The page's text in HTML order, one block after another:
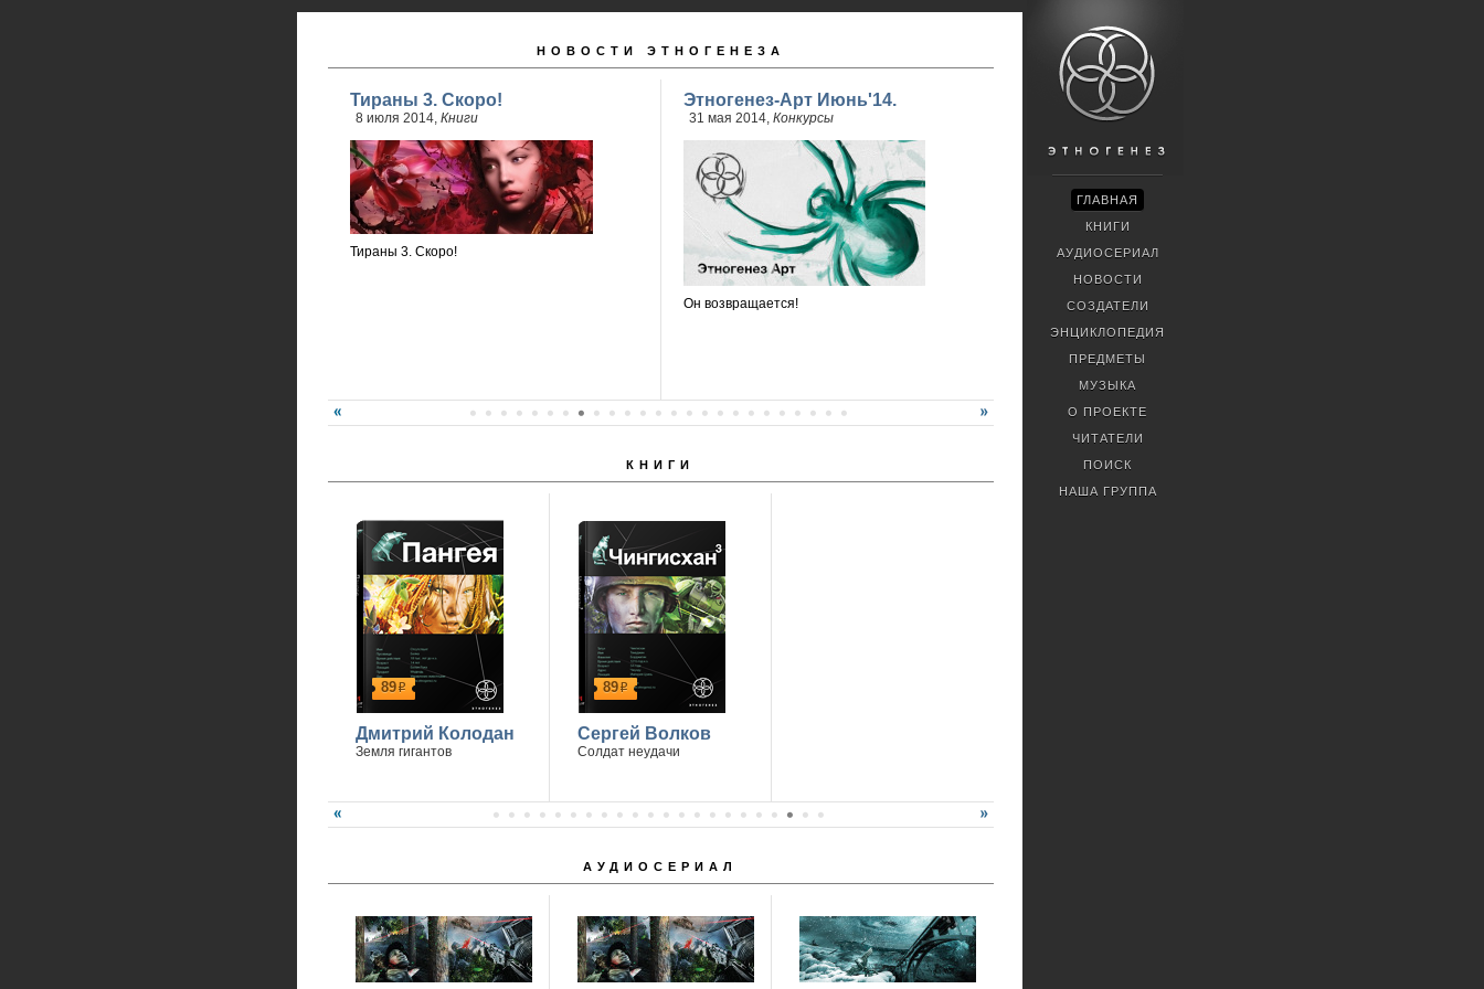
НОВОСТИ ЭТНОГЕНЕЗА
Тираны 3. Скоро!
8 июля 2014, Книги
Тираны 3. Скоро!
Этногенез-Арт Июнь'14.
31 мая 2014, Конкурсы
Он возвращается!
КНИГИ
89р
Дмитрий Колодан
Земля гигантов
89р
Сергей Волков
Солдат неудачи
АУДИОСЕРИАЛ
ГЛАВНАЯ
КНИГИ
АУДИОСЕРИАЛ
НОВОСТИ
СОЗДАТЕЛИ
ЭНЦИКЛОПЕДИЯ
ПРЕДМЕТЫ
МУЗЫКА
О ПРОЕКТЕ
ЧИТАТЕЛИ
ПОИСК
НАША ГРУППА